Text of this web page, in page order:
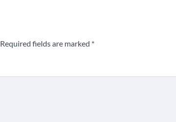
Required fields are marked *